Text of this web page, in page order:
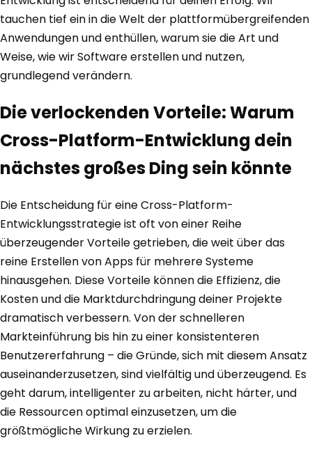
tauchen tief ein in die Welt der plattformübergreifenden
Anwendungen und enthüllen, warum sie die Art und
Weise, wie wir Software erstellen und nutzen,
grundlegend verändern.
Die verlockenden Vorteile: Warum
Cross-Platform-Entwicklung dein
nächstes großes Ding sein könnte
Die Entscheidung für eine Cross-Platform-
Entwicklungsstrategie ist oft von einer Reihe
überzeugender Vorteile getrieben, die weit über das
reine Erstellen von Apps für mehrere Systeme
hinausgehen. Diese Vorteile können die Effizienz, die
Kosten und die Marktdurchdringung deiner Projekte
dramatisch verbessern. Von der schnelleren
Markteinführung bis hin zu einer konsistenteren
Benutzererfahrung – die Gründe, sich mit diesem Ansatz
auseinanderzusetzen, sind vielfältig und überzeugend. Es
geht darum, intelligenter zu arbeiten, nicht härter, und
die Ressourcen optimal einzusetzen, um die
größtmögliche Wirkung zu erzielen.